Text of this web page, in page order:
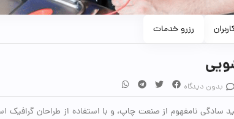
رزرو خدمات
بدون دیدگاه
سادگی نامفهوم از صنعت چاپ، و با استفاده از طراحان گرافیک